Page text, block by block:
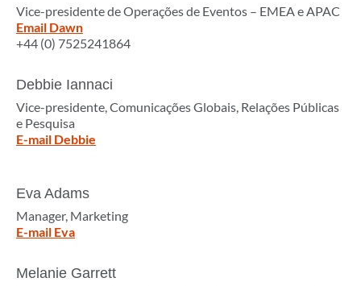
Vice-presidente de Operações de Eventos – EMEA e APAC
Email Dawn
+44 (0) 7525241864
Debbie Iannaci
Vice-presidente, Comunicações Globais, Relações Públicas
e Pesquisa
E-mail Debbie
Eva Adams
Manager, Marketing
E-mail Eva
Melanie Garrett